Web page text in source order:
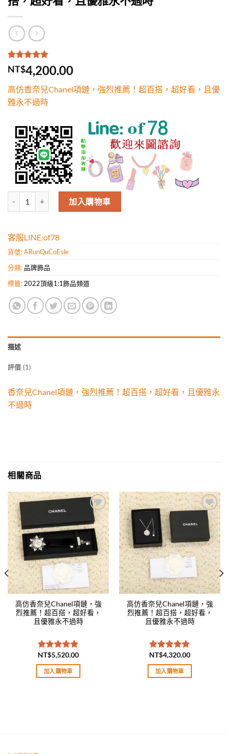
評分 5.00/
5，已有
1
位
分
NT$4,200.00
高仿香奈兒Chanel項鏈，強烈推薦！超百搭，超好看，且優
雅永不過時
高仿香奈兒Chanel項鏈，強烈推薦！超百搭，超好看，且優雅永不過
加入購物車
客服LINE:of78
貨號:ARunQuCoEsle
分類: 品牌飾品
標籤: 2022頂級1:1飾品頻道
描述
評價 (1)
香奈兒Chanel項鏈，強烈推薦！超百搭，超好看，且優雅永
不過時
相關商品
Add to
wishlist
高仿香奈兒Chanel項鏈，強
烈推薦！超百搭，超好看，
且優雅永不過時
評分5.00
滿分 5
NT$5,520.00
加入購物車
Add to
wishlist
高仿香奈兒Chanel項鏈，強
烈推薦！超百搭，超好看，
且優雅永不過時
評分5.00
滿分 5
NT$4,320.00
加入購物車